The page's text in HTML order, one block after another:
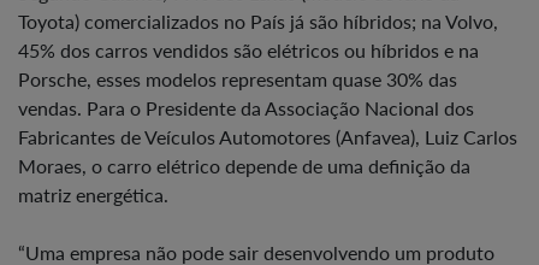
Toyota) comercializados no País já são híbridos; na Volvo,
45% dos carros vendidos são elétricos ou híbridos e na
Porsche, esses modelos representam quase 30% das
vendas. Para o Presidente da Associação Nacional dos
Fabricantes de Veículos Automotores (Anfavea), Luiz Carlos
Moraes, o carro elétrico depende de uma definição da
matriz energética.
“Uma empresa não pode sair desenvolvendo um produto